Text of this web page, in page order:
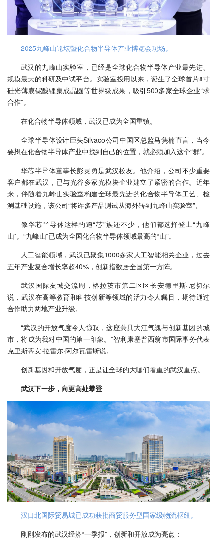
2025九峰山论坛暨化合物半导体产业博览会现场。
武汉的九峰山实验室，已经是全球化合物半导体产业最先进、
规模最大的科研及中试平台。实验室投用以来，诞生了全球首片8寸
硅光薄膜铌酸锂集成晶圆等世界级成果，吸引500多家全球企业“求
合作”。
在化合物半导体领域，武汉已成为全国重镇。
全球半导体设计巨头Silvaco公司中国区总监马隽楠直言，当今
要想在化合物半导体产业中找到自己的位置，就必须加入这个“群”。
华芯半导体董事长彭灵勇是武汉校友。他介绍，公司不少重要
客户都在武汉，已与光谷多家光模块企业建立了紧密的合作。近年
来，伴随着九峰山实验室构建全球最先进的化合物半导体工艺、检
测基础设施，该公司“将许多产品测试从海外转到九峰山实验室”。
像华芯半导体这样的追“芯”族还不少，他们都选择登上“九峰
山”。“九峰山”已成为全国化合物半导体领域最高的“山”。
人工智能领域，武汉已聚集1000多家人工智能相关企业，过去
五年产业复合增长率超40%，创新指数居全国第一方阵。
武汉国际友城交流周，格拉茨市第二区区长安德里斯·尼切尔
说，武汉在高等教育和科技创新等领域的活力令人瞩目，期待通过
合作助力两地产业升级。
“武汉的开放气度令人惊叹，这座兼具大江气魄与创新基因的城
市，将成为我对中国的第一印象。”智利康塞普西翁市国际事务代表
克里斯蒂安·拉雷尔·阿尔瓦雷斯说。
创新基因和开放气度，正是让全球的大咖们看重的武汉重点。
武汉下一步，向更高处攀登
汉口北国际贸易城已成功获批商贸服务型国家级物流枢纽。
刚刚发布的武汉经济“一季报”，创新和开放成为亮点：